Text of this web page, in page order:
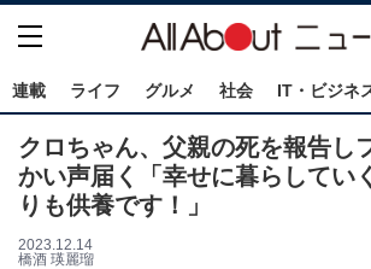
連載 ライフ グルメ 社会 IT・ビジネ
クロちゃん、父親の死を報告し
かい声届く「幸せに暮らしてい
りも供養です！」
2023.12.14
橋酒 瑛麗瑠